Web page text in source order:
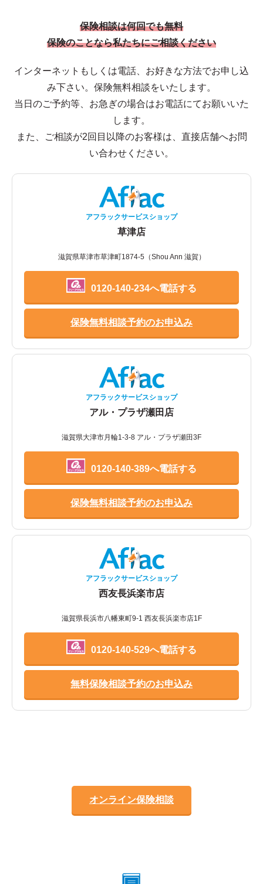
保険相談は何回でも無料
保険のことなら私たちにご相談ください
インターネットもしくは電話、お好きな方法でお申し込
み下さい。保険無料相談をいたします。
当日のご予約等、お急ぎの場合はお電話にてお願いいた
します。
また、ご相談が2回目以降のお客様は、直接店舗へお問
い合わせください。
アフラックサービスショップ
草津店
滋賀県草津市草津町1874-5（Shou Ann 滋賀）
0120-140-234へ電話する
保険無料相談予約のお申込み
アフラックサービスショップ
アル・プラザ瀬田店
滋賀県大津市月輪1-3-8 アル・プラザ瀬田3F
0120-140-389へ電話する
保険無料相談予約のお申込み
アフラックサービスショップ
西友長浜楽市店
滋賀県長浜市八幡東町9-1 西友長浜楽市店1F
0120-140-529へ電話する
無料保険相談予約のお申込み
オンライン保険相談